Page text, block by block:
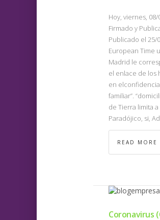
Hoy, viernes,
Firmado y
Publicado el 25/
European Time
Madrid le
el enlace de los
en
familiar”.
de Tierra limita
Paradójico, si,
READ MORE
Coronavirus